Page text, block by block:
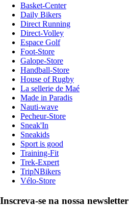
Basket-Center
Daily Bikers
Direct Running
Direct-Volley
Espace Golf
Foot-Store
Galope-Store
Handball-Store
House of Rugby
La sellerie de Maé
Made in Paradis
Nauti-wave
Pecheur-Store
Sneak'In
Sneakids
Sport is good
Training-Fit
Trek-Expert
TripNBikers
Vélo-Store
Inscreva-se na nossa newsletter